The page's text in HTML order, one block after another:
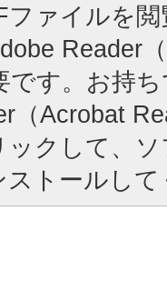
ファイルを
Reader
です。お持
（Acrobat
ックして、
ストールし